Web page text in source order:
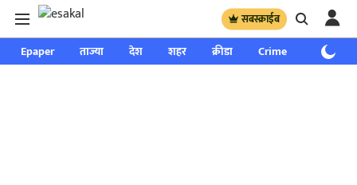
सबस्क्राईब
Epaper ताज्या देश शहर क्रीडा Crime साप्ताहिक